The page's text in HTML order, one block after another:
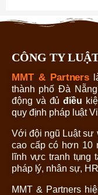
CÔNG TY
MMT & Partners
thành phố Đà
động và đủđiều
quy định pháp luật
Với đội ngũ Luật sư
cao cấp có hơn 10
lĩnh vực tranh tụng
pháp lý, nhân sự,
MMT & Partners